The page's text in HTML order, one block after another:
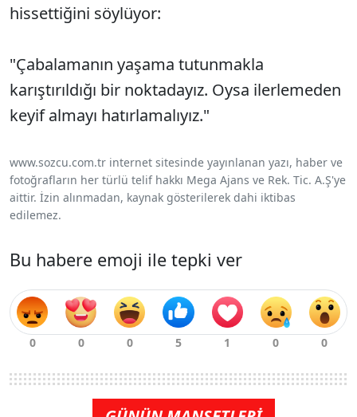
hissettiğini söylüyor:
"Çabalamanın yaşama tutunmakla
karıştırıldığı bir noktadayız. Oysa ilerlemeden
keyif almayı hatırlamalıyız."
www.sozcu.com.tr internet sitesinde yayınlanan yazı, haber ve
fotoğrafların her türlü telif hakkı Mega Ajans ve Rek. Tic. A.Ş'ye
aittir. İzin alınmadan, kaynak gösterilerek dahi iktibas
edilemez.
Bu habere emoji ile tepki ver